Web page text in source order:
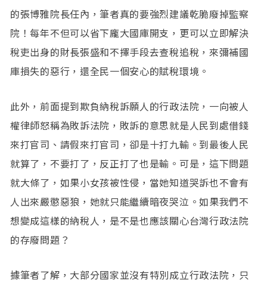
的張博雅院長任內，筆者真的要強烈建議乾脆廢掉監察
院！每年不但可以省下龐大國庫開支，更可以立即解決
稅吏出身的財長張盛和不擇手段去查稅追稅，來彌補國
庫損失的惡行，還全民一個安心的賦稅環境。
此外，前面提到欺負納稅訴願人的行政法院，一向被人
權律師怒稱為敗訴法院，敗訴的意思就是人民到處借錢
來打官司、請假來打官司，卻是十打九輸。到最後人民
就算了，不要打了，反正打了也是輸。可是，這下問題
就大條了，如果小女孩被性侵，當她知道哭訴也不會有
人出來嚴懲惡狼，她就只能繼續暗夜哭泣。如果我們不
想變成這樣的納稅人，是不是也應該關心台灣行政法院
的存廢問題？
據筆者了解，大部分國家並沒有特別成立行政法院，只